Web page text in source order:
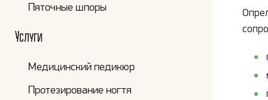
Пяточные шпоры
Услуги
Медицинский педикюр
Протезирование ногтя